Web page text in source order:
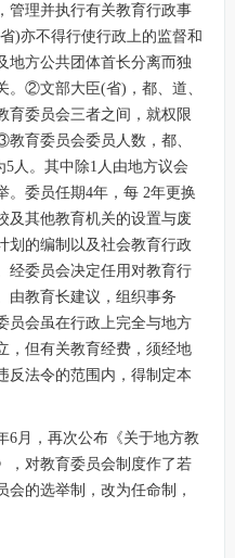
管理并执行有关教育行政事
)亦不得行使行政上的监督和
地方公共团体首长分离而独
。②文部大臣(省)，都、道、
育委员会三者之间，就权限
育委员会委员人数，都、
人。其中除1人由地方议会
。委员任期4年，每 2年更换
其他教育机关的设置与废
划的编制以及社会教育行政
委员会决定任用对教育行
由教育长建议，组织事务
员会虽在行政上完全与地方
，但有关教育经费，须经地
法令的范围内，得制定本
月，再次公布《关于地方教
，对教育委员会制度作了若
的选举制，改为任命制，